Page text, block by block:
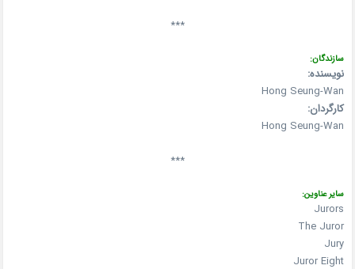
***
سازندگان:
نویسنده:
Hong Seung-Wan
کارگردان:
Hong Seung-Wan
***
سایر عناوین:
Jurors
The Juror
Jury
Juror Eight